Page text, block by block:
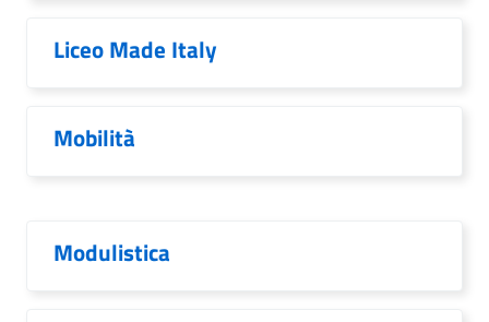
Liceo Made Italy
Mobilità
Modulistica